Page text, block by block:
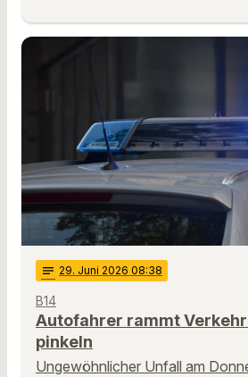
notes 29. Juni 2026 08:38
B14
Autofahrer rammt
pinkeln
Ungewöhnlicher Unfall am